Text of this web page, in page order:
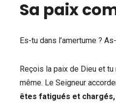
Sa paix
Es-tu dans l’amertume ?
Reçois la paix de Dieu et
même. Le Seigneur
êtes fatigués et